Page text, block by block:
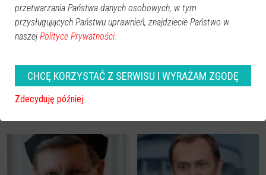
Koalicji PiS z SLD nie będzie
Tusk czyści listy. Nie będzie
przetwarzania Państwa danych osobowych, w tym
przysługujących Państwu uprawnień, znajdziecie Państwo w
naszej Polityce Prywatności.
CHCĘ KORZYSTAĆ Z SERWISU I WYRAŻAM ZGODĘ
Zdecyduję później